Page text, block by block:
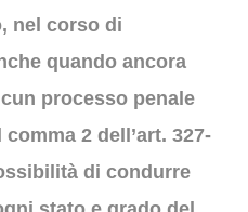
nel corso di
quando ancora
processo penale
comma 2 dell’art. 327-
di condurre